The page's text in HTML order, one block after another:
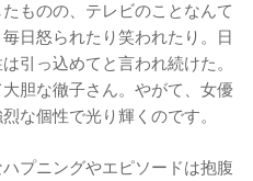
ものの、テレビのことなんて
日怒られたり笑われたり。日
引っ込めてと言われ続けた。
胆な徹子さん。やがて、女優
な個性で光り輝くのです。
プニングやエピソードは抱腹